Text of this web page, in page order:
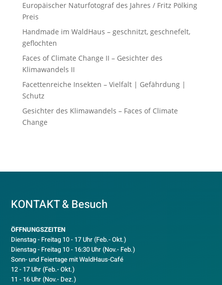
Europäischer Naturfotograf des Jahres / Fritz Pölking
Preis
Handmade im WaldHaus – geschnitzt, geschnefelt,
geflochten
Faces of Climate Change II – Gesichter des
Klimawandels II
Facettenreiche Insekten – Vielfalt | Gefährdung |
Schutz
Gesichter des Klimawandels – Faces of Climate
Change
KONTAKT & Besuch
ÖFFNUNGSZEITEN
Dienstag - Freitag 10 - 17 Uhr (Feb.- Okt.)
Dienstag - Freitag 10 - 16:30 Uhr (Nov.- Feb.)
Sonn- und Feiertage mit WaldHaus-Café
12 - 17 Uhr (Feb.- Okt.)
11 - 16 Uhr (Nov.- Dez.)